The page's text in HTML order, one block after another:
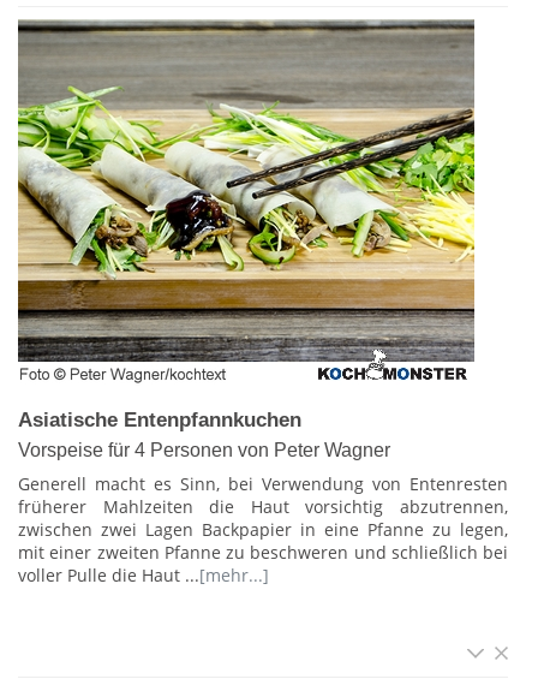
Asiatische Entenpfannkuchen
Vorspeise für 4 Personen von Peter Wagner
Generell macht es Sinn, bei Verwendung von Entenresten
früherer Mahlzeiten die Haut vorsichtig abzutrennen,
zwischen zwei Lagen Backpapier in eine Pfanne zu legen,
mit einer zweiten Pfanne zu beschweren und schließlich bei
voller Pulle die Haut ...[mehr...]